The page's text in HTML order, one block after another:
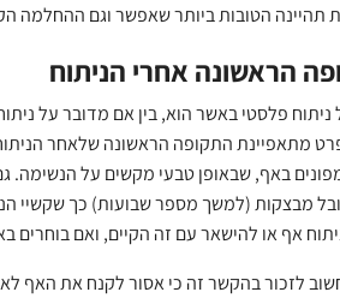
תהיינה הטובות ביותר שאפשר וגם ההחלמה
הראשונה אחרי הניתוח
ניתוח פלסטי באשר הוא, בין אם מדובר על
באף, שבאופן טבעי מקשים על הנשימה.
מבצקות (למשך מספר שבועות) כך שקשיי
אף או להישאר עם זה הקיים, ואם בוחרים
לזכור בהקשר זה כי אסור לקנח את האף